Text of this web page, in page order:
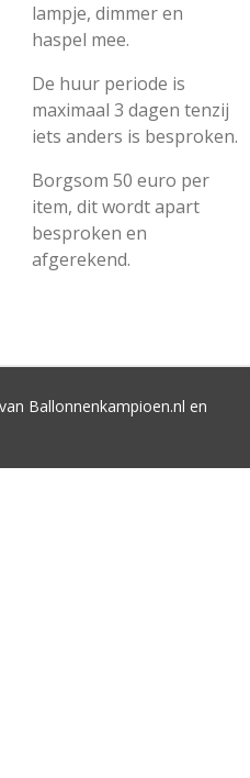
lampje, dimmer en
haspel mee.
De huur periode is
maximaal 3 dagen tenzij
iets anders is besproken.
Borgsom 50 euro per
item, dit wordt apart
besproken en
afgerekend.
Ballonnenkampioen.nl en